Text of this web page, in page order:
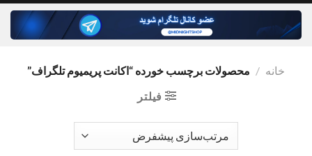
خانه / محصولات برچسب خورده “اکانت پریمیوم تلگراف”
فیلتر